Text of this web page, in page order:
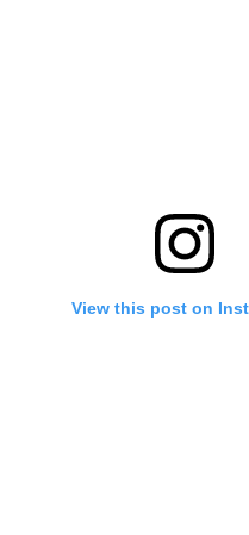
View this post on